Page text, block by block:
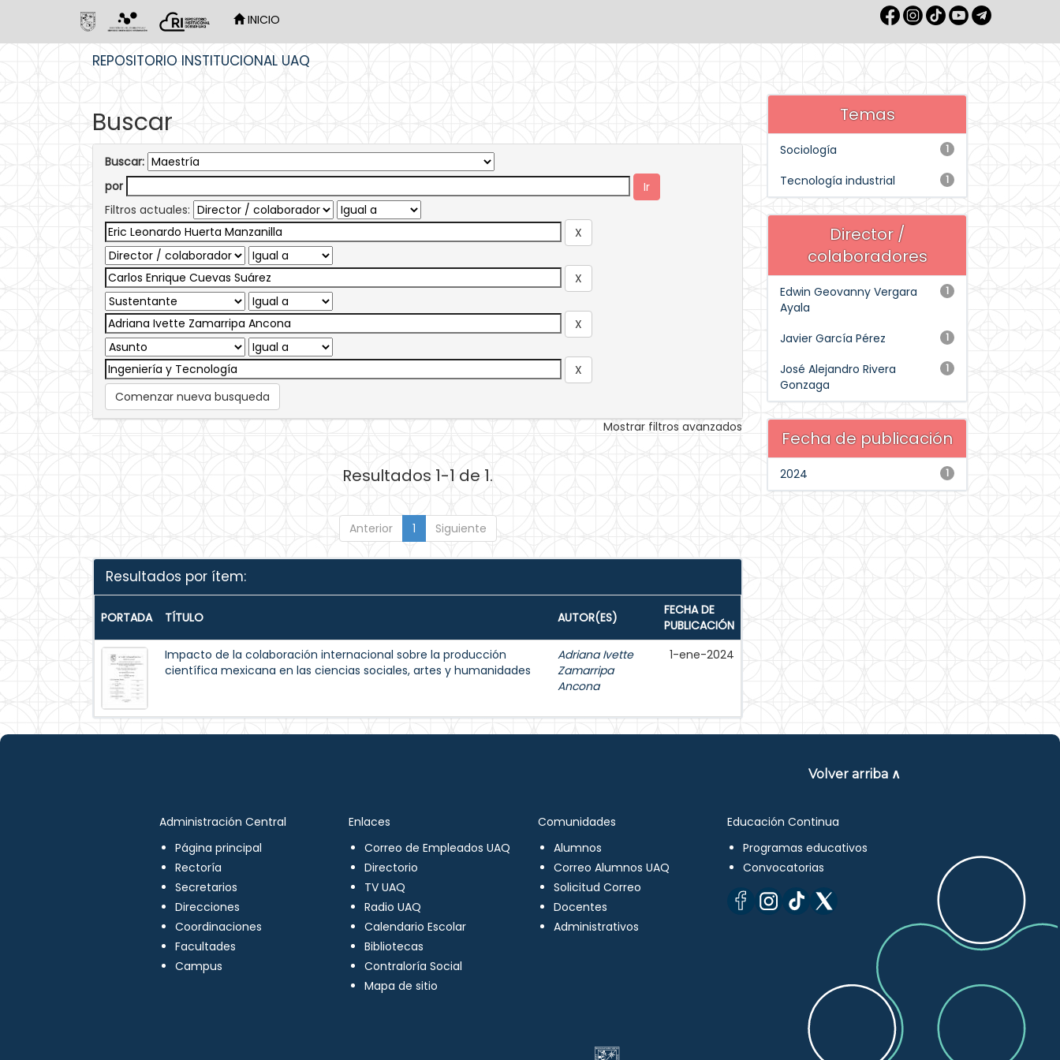
INICIO
REPOSITORIO INSTITUCIONAL UAQ
Buscar
Buscar:
por
Filtros actuales:
Comenzar nueva busqueda
Mostrar filtros avanzados
Resultados 1-1 de 1.
Anterior 1 Siguiente
Resultados por ítem:
PORTADA TÍTULO AUTOR(ES)
FECHA DE
PUBLICACIÓN
Impacto de la colaboración internacional sobre la producción
científica mexicana en las ciencias sociales, artes y humanidades
Adriana Ivette
Zamarripa
Ancona
1-ene-2024
Temas
1
Sociología
1
Tecnología industrial
Director /
colaboradores
1
Edwin Geovanny Vergara
Ayala
1
Javier García Pérez
1
José Alejandro Rivera
Gonzaga
Fecha de publicación
1
2024
Volver arriba ∧
Administración Central
Página principal
Rectoría
Secretarios
Direcciones
Coordinaciones
Facultades
Campus
Enlaces
Correo de Empleados UAQ
Directorio
TV UAQ
Radio UAQ
Calendario Escolar
Bibliotecas
Contraloría Social
Mapa de sitio
Comunidades
Alumnos
Correo Alumnos UAQ
Solicitud Correo
Docentes
Administrativos
Educación Continua
Programas educativos
Convocatorias